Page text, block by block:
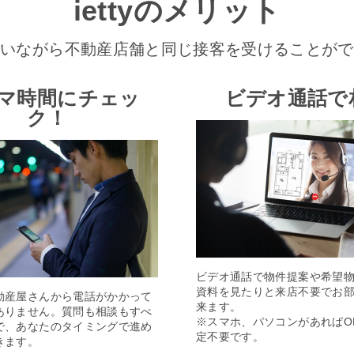
iettyのメリット
ながら不動産店舗と同じ接客を受けることが
時間にチェッ
ク！
産屋さんから電話がかかって
りません。質問も相談もすべ
、あなたのタイミングで進め
す。
ビデオ通話で
ビデオ通話で物件提案や希望
資料を見たりと来店不要でお
来ます。
※スマホ、パソコンがあれば
定不要です。